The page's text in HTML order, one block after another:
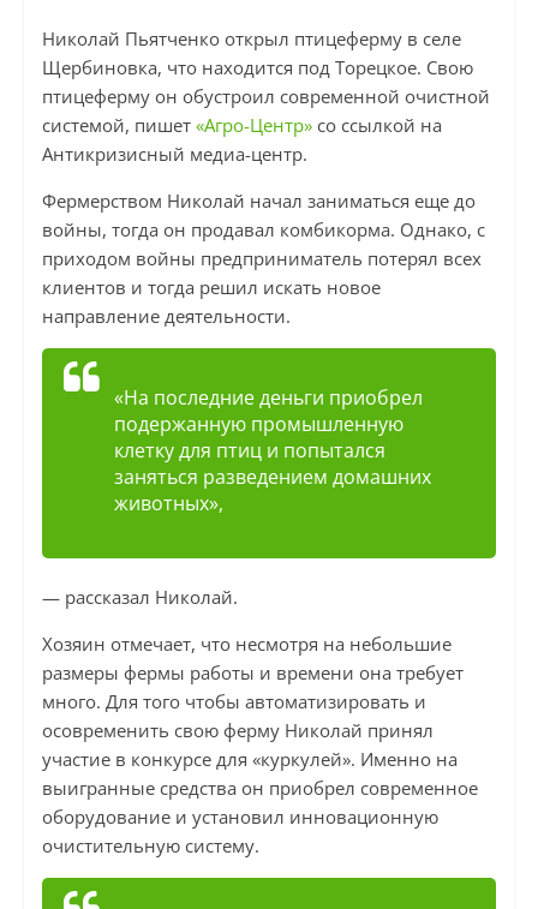
Николай Пьятченко открыл птицеферму в селе
Щербиновка, что находится под Торецкое. Свою
птицеферму он обустроил современной очистной
системой, пишет «Агро-Центр»со ссылкой на
Антикризисный медиа-центр.
Фермерством Николай начал заниматься еще до
войны, тогда он продавал комбикорма. Однако, с
приходом войны предприниматель потерял всех
клиентов и тогда решил искать новое
направление деятельности.
«На последние деньги приобрел
подержанную промышленную
клетку для птиц и попытался
заняться разведением домашних
животных»,
— рассказал Николай.
Хозяин отмечает, что несмотря на небольшие
размеры фермы работы и времени она требует
много. Для того чтобы автоматизировать и
осовременить свою ферму Николай принял
участие в конкурсе для «куркулей». Именно на
выигранные средства он приобрел современное
оборудование и установил инновационную
очистительную систему.